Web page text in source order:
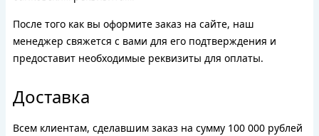
После того как вы оформите заказ на сайте, наш
менеджер свяжется с вами для его подтверждения и
предоставит необходимые реквизиты для оплаты.
Доставка
Всем клиентам, сделавшим заказ на сумму 100 000 рублей